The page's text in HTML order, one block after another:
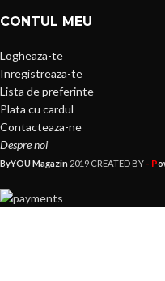
CONTUL MEU
Logheaza-te
Inregistreaza-te
Lista de preferinte
Plata cu cardul
Contacteaza-ne
Despre noi
ByYOU Magazin 2019 CREATED BY - P